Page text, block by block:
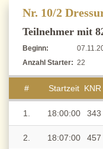
Nr. 10/2
Teilnehmer mit
Beginn:
Anzahl Starter: 22
# Startzeit KNR
1. 18:00:00 343
2. 18:07:00 457